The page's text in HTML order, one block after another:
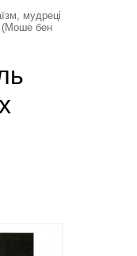
мудреці
(Моше бен